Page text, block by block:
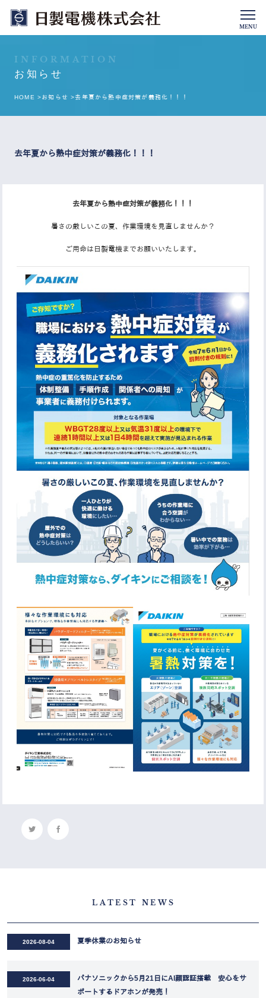
MENU
INFORMATION
お知らせ
HOME >お知らせ >去年夏から熱中症対策が義務化！！！
去年夏から熱中症対策が義務化！！！
去年夏から熱中症対策が義務化！！！
暑さの厳しいこの夏、作業環境を見直しませんか？
ご用命は日製電機までお願いいたします。
LATEST NEWS
2026-08-04 夏季休業のお知らせ
2026-06-04
パナソニックから5月21日にAI顔認証搭載 安心をサ
ポートするドアホンが発売！